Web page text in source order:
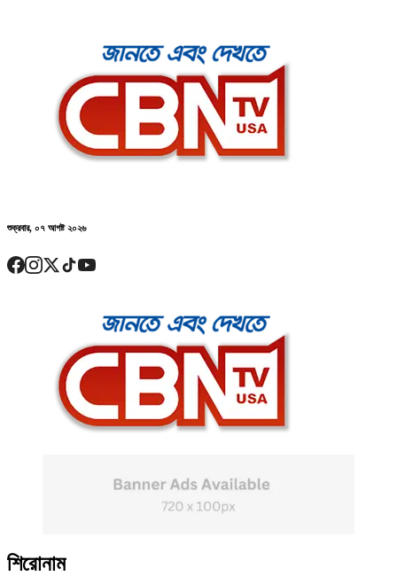
শুক্রবার, ০৭ আগষ্ট ২০২৬
শিরোনাম